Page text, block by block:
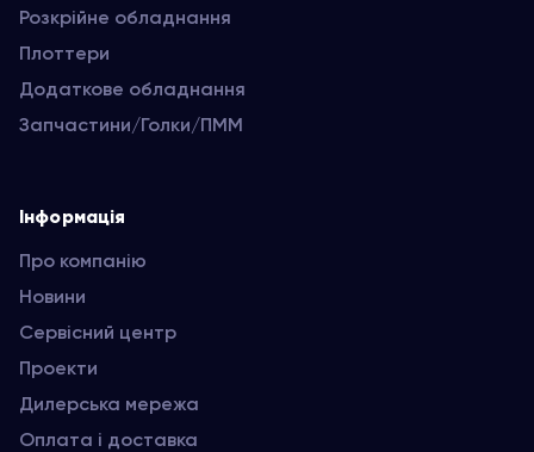
Розкрійне обладнання
Плоттери
Додаткове обладнання
Запчастини/Голки/ПММ
Інформація
Про компанію
Новини
Сервісний центр
Проекти
Дилерська мережа
Оплата і доставка